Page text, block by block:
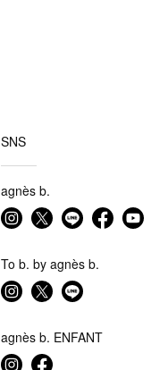
SNS
agnès b.
To b. by agnès b.
agnès b. ENFANT